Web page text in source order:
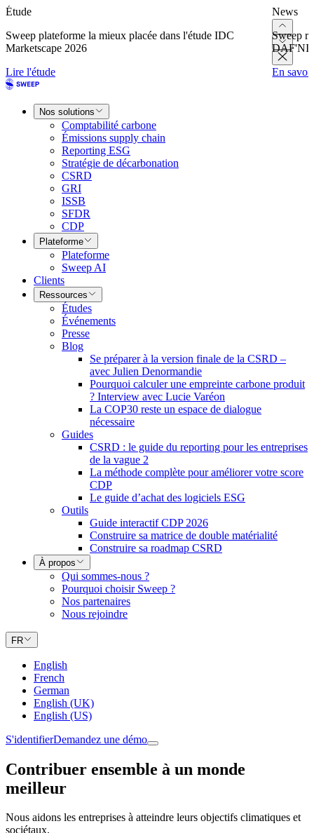
Étude
Sweep plateforme la mieux placée dans l'étude IDC
Marketscape 2026
Lire l'étude
News
Sweep
En
Nos solutions
Comptabilité carbone
Émissions supply chain
Reporting ESG
Stratégie de décarbonation
CSRD
GRI
ISSB
SFDR
CDP
Plateforme
Plateforme
Sweep AI
Clients
Ressources
Études
Événements
Presse
Blog
Se préparer à la version finale de la CSRD –
avec Julien Denormandie
Pourquoi calculer une empreinte carbone produit
? Interview avec Lucie Varéon
La COP30 reste un espace de dialogue
nécessaire
Guides
CSRD : le guide du reporting pour les entreprises
de la vague 2
La méthode complète pour améliorer votre score
CDP
Le guide d’achat des logiciels ESG
Outils
Guide interactif CDP 2026
Construire sa matrice de double matérialité
Construire sa roadmap CSRD
À propos
Qui sommes-nous ?
Pourquoi choisir Sweep ?
Nos partenaires
Nous rejoindre
FR
English
French
German
English (UK)
English (US)
S'identifierDemandez une démo
Contribuer ensemble à un monde
meilleur
Nous aidons les entreprises à atteindre leurs objectifs climatiques et
sociétaux.